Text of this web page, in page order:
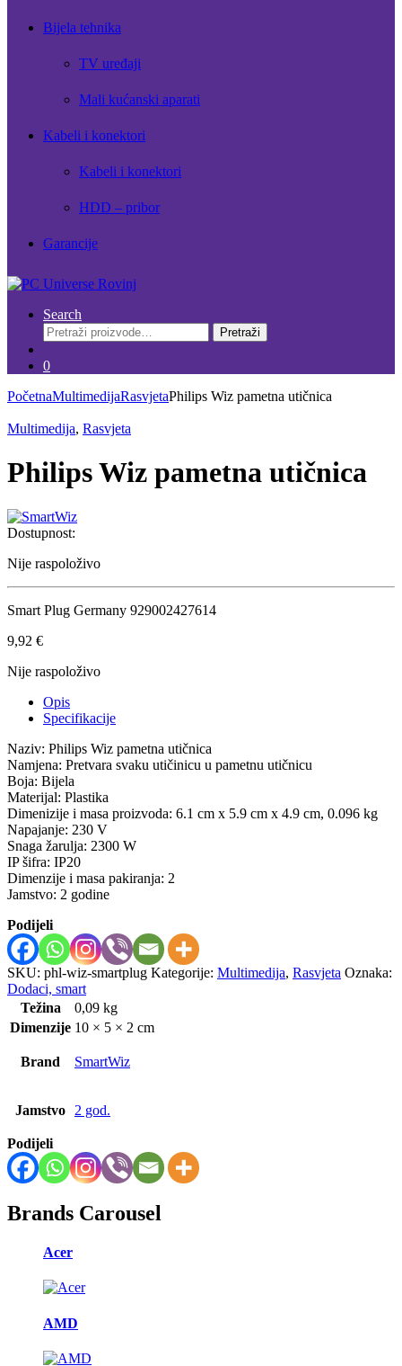
Bijela tehnika
TV uređaji
Mali kućanski aparati
Kabeli i konektori
Kabeli i konektori
HDD – pribor
Garancije
Search
Pretraži:
Pretraži
0
PočetnaMultimedijaRasvjetaPhilips Wiz pametna utičnica
Multimedija, Rasvjeta
Philips Wiz pametna utičnica
Dostupnost:
Nije raspoloživo
Smart Plug Germany 929002427614
9,92 €
Nije raspoloživo
Opis
Specifikacije
Naziv: Philips Wiz pametna utičnica
Namjena: Pretvara svaku utičinicu u pametnu utičnicu
Boja: Bijela
Materijal: Plastika
Dimenizije i masa proizvoda: 6.1 cm x 5.9 cm x 4.9 cm, 0.096 kg
Napajanje: 230 V
Snaga žarulja: 2300 W
IP šifra: IP20
Dimenzije i masa pakiranja: 2
Jamstvo: 2 godine
Podijeli
SKU: phl-wiz-smartplug Kategorije: Multimedija, Rasvjeta Oznaka:
Dodaci, smart
Težina
0,09 kg
Dimenzije 10 × 5 × 2 cm
Brand SmartWiz
Jamstvo 2 god.
Podijeli
Brands Carousel
Acer
AMD